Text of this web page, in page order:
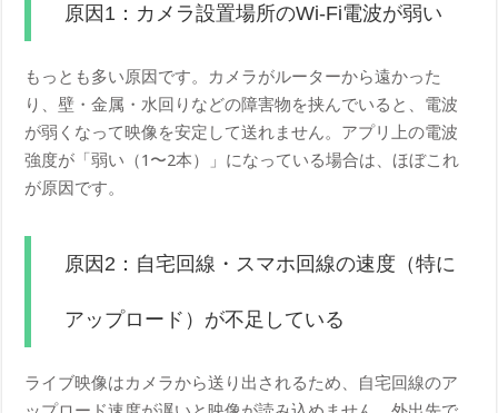
原因1：カメラ設置場所のWi-Fi電波が弱い
もっとも多い原因です。カメラがルーターから遠かった
り、壁・金属・水回りなどの障害物を挟んでいると、電波
が弱くなって映像を安定して送れません。アプリ上の電波
強度が「弱い（1〜2本）」になっている場合は、ほぼこれ
が原因です。
原因2：自宅回線・スマホ回線の速度（特に
アップロード）が不足している
ライブ映像はカメラから送り出されるため、自宅回線のア